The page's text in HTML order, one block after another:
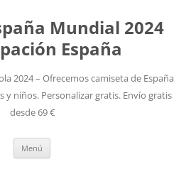
Mundial 2024
España
2024 – Ofrecemos camiseta de España
y niños. Personalizar gratis. Envío gratis
desde 69 €
Menú